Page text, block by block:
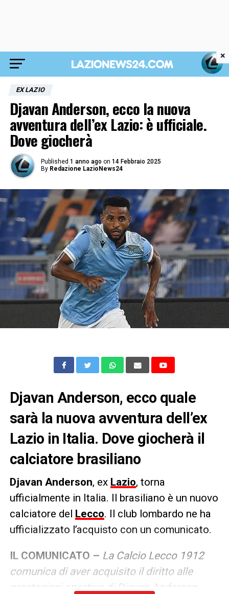
EX LAZIO
Djavan Anderson, ecco la nuova
avventura dell’ex Lazio: è ufficiale.
Dove giocherà
Published 1 anno ago on 14 Febbraio 2025
By Redazione LazioNews24
Djavan Anderson, ecco quale
sarà la nuova avventura dell’ex
Lazio in Italia. Dove giocherà il
calciatore brasiliano
Djavan Anderson, ex Lazio, torna
ufficialmente in Italia. Il brasiliano è un nuovo
calciatore del Lecco. Il club lombardo ne ha
ufficializzato l’acquisto con un comunicato.
IL COMUNICATO – La Calcio Lecco 1912
comunica di aver acquisito il diritto alle
prestazioni sportive di Djavan Anderson,
×